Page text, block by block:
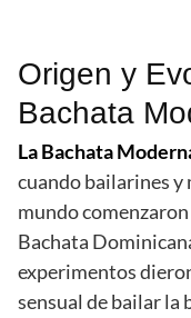
Origen y
Bachata
La Bachata
cuando bailarines y
mundo
Bachata
experimentos
sensual de bailar la